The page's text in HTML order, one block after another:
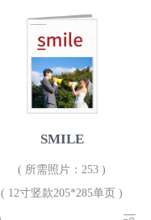
SMILE
( 所需照片：253 )
( 12寸竖款205*285单页 )